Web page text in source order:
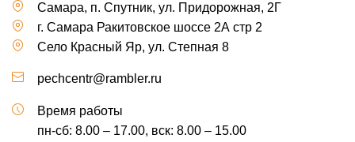
Самара, п. Спутник, ул. Придорожная, 2Г
г. Самара Ракитовское шоссе 2А стр 2
Село Красный Яр, ул. Степная 8
pechcentr@rambler.ru
Время работы
пн-сб: 8.00 – 17.00, вск: 8.00 – 15.00